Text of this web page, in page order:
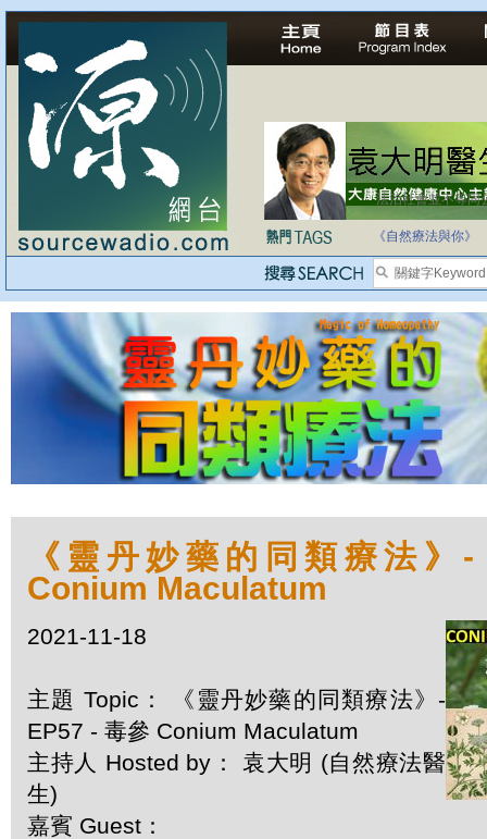
法治社會並不等同
自家教育合法化-
《自然療法與你》
《靈丹妙藥的同類療法》-
Conium Maculatum
2021-11-18
主題 Topic： 《靈丹妙藥的同類療法》-
EP57 - 毒參 Conium Maculatum
主持人 Hosted by： 袁大明 (自然療法醫
生)
嘉賓 Guest：